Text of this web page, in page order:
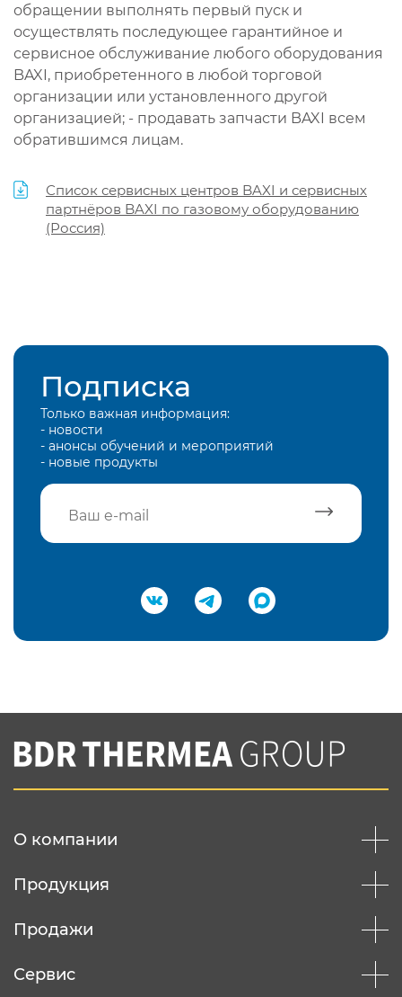
обращении выполнять первый пуск и
осуществлять последующее гарантийное и
сервисное обслуживание любого оборудования
BAXI, приобретенного в любой торговой
организации или установленного другой
организацией; - продавать запчасти BAXI всем
обратившимся лицам.
Список сервисных центров BAXI и сервисных
партнёров BAXI по газовому оборудованию
(Россия)
Подписка
Только важная информация:
- новости
- анонсы обучений и мероприятий
- новые продукты
Подтвердить e-mail
Вы соглашаетесь с нашей политикой
конфеденциальности
О компании
Продукция
Продажи
Сервис